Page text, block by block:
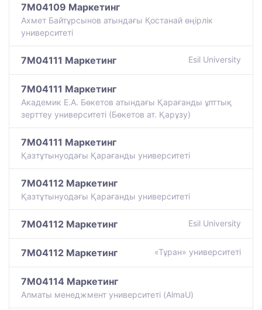
7M04109 Маркетинг
Ахмет Байтұрсынов атындағы Қостанай өңірлік
университеті
7M04111 Маркетинг Esil University
7M04111 Маркетинг
Академик Е.А. Бөкетов атындағы Қарағанды ұлттық
зерттеу университеті (Бөкетов ат. Қарұзу)
7M04111 Маркетинг
Қазтұтынуодағы Қарағанды университеті
7M04112 Маркетинг
Қазтұтынуодағы Қарағанды университеті
7M04112 Маркетинг Esil University
7M04112 Маркетинг «Тұран» университеті
7M04114 Маркетинг
Алматы менеджмент университеті (AlmaU)